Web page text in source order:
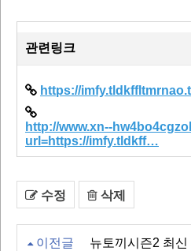
관련링크
https://
http://www.xn--
url=https://imfy.tldkff…
수정 삭제
이전글
뉴토끼시즌2 최신